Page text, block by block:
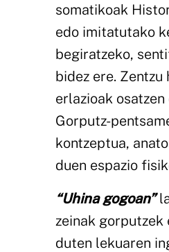
somatikoak
edo imitatutako
begiratzeko,
bidez ere.
erlazioak
Gorputz-
kontzeptua,
duen espazio
“Uhina gogoan”
zeinak gorputzek
duten lekuaren